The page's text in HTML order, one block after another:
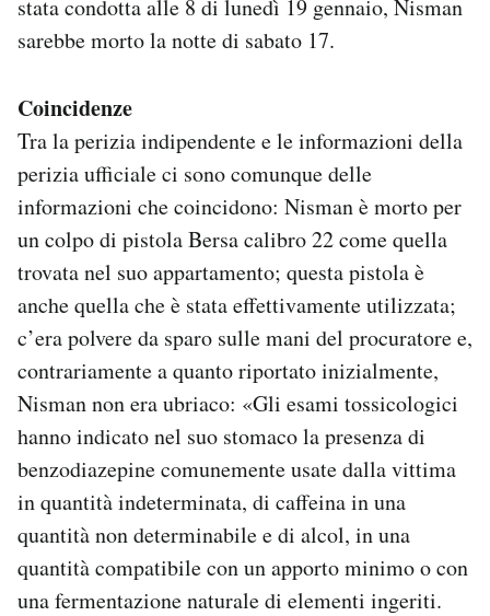
stata condotta alle 8 di lunedì 19 gennaio, Nisman
sarebbe morto la notte di sabato 17.
Coincidenze
Tra la perizia indipendente e le informazioni della
perizia ufficiale ci sono comunque delle
informazioni che coincidono: Nisman è morto per
un colpo di pistola Bersa calibro 22 come quella
trovata nel suo appartamento; questa pistola è
anche quella che è stata effettivamente utilizzata;
c’era polvere da sparo sulle mani del procuratore e,
contrariamente a quanto riportato inizialmente,
Nisman non era ubriaco: «Gli esami tossicologici
hanno indicato nel suo stomaco la presenza di
benzodiazepine comunemente usate dalla vittima
in quantità indeterminata, di caffeina in una
quantità non determinabile e di alcol, in una
quantità compatibile con un apporto minimo o con
una fermentazione naturale di elementi ingeriti.